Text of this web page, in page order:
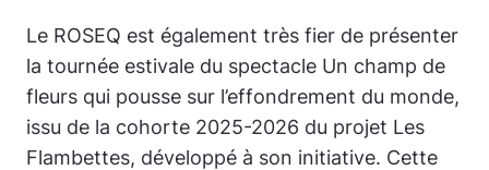
Le ROSEQ est également très fier de présenter
la tournée estivale du spectacle Un champ de
fleurs qui pousse sur l’effondrement du monde,
issu de la cohorte 2025-2026 du projet Les
Flambettes, développé à son initiative. Cette